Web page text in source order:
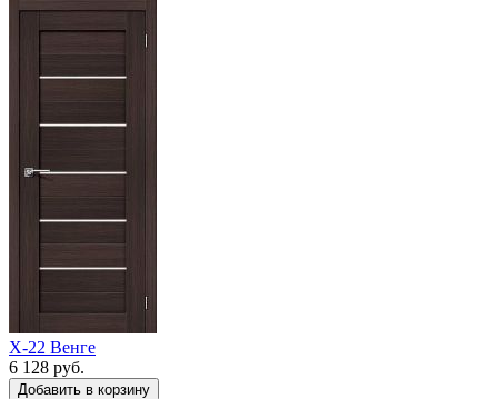
X-22 Венге
6 128 руб.